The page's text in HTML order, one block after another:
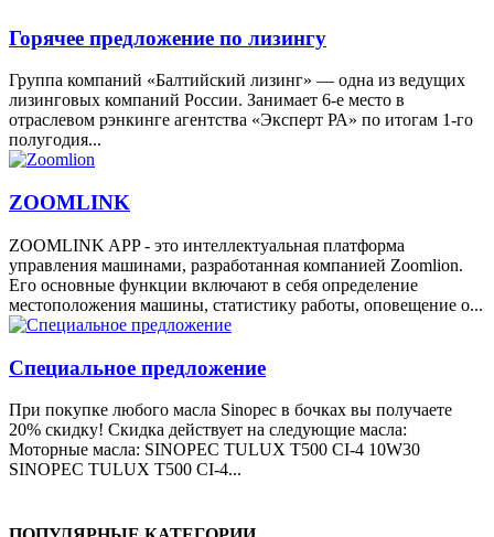
Горячее предложение по лизингу
Группа компаний «Балтийский лизинг» — одна из ведущих
лизинговых компаний России. Занимает 6-е место в
отраслевом рэнкинге агентства «Эксперт РА» по итогам 1-го
полугодия...
ZOOMLINK
ZOOMLINK APP - это интеллектуальная платформа
управления машинами, разработанная компанией Zoomlion.
Его основные функции включают в себя определение
местоположения машины, статистику работы, оповещение о...
Специальное предложение
При покупке любого масла Sinopec в бочках вы получаете
20% скидку! Скидка действует на следующие масла:
Моторные масла: SINOPEC TULUX T500 CI-4 10W30
SINOPEC TULUX T500 CI-4...